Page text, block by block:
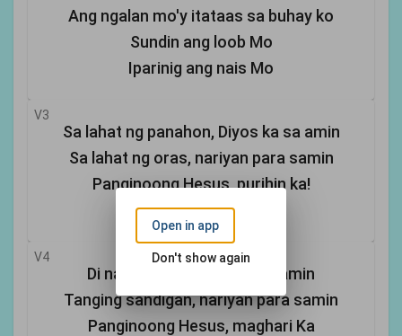
Ang ngalan mo'y itataas sa buhay ko
Sundin ang loob Mo
Iparinig ang nais Mo
V3
Sa lahat ng panahon, Diyos ka sa amin
Sa lahat ng oras, nariyan para samin
Panginoong Hesus, purihin ka!
Dakilain Ka sa buhay ko
V4
Di nagbabago, Diyos ka sa amin
Tanging sandigan, nariyan para samin
Panginoong Hesus, maghari Ka
Open in app
Don't show again